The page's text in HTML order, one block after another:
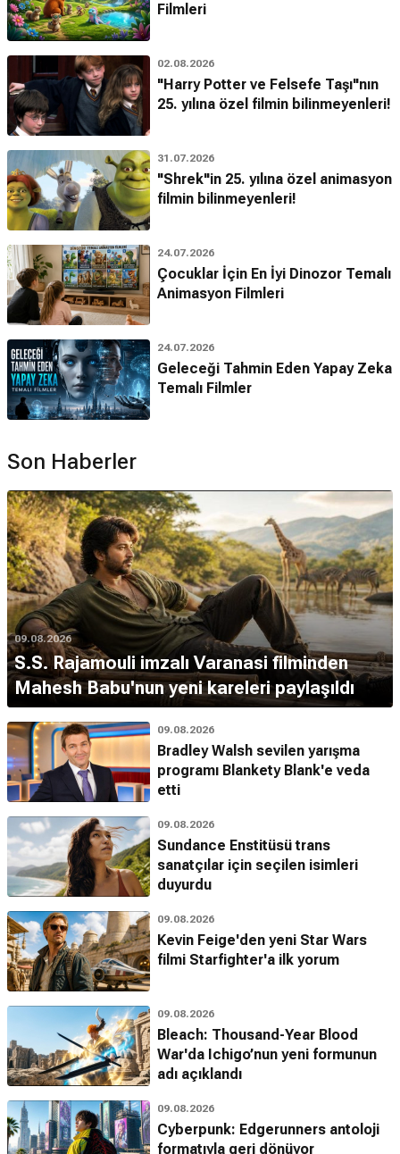
Filmleri
02.08.2026
"Harry Potter ve Felsefe Taşı"nın
25. yılına özel filmin bilinmeyenleri!
31.07.2026
"Shrek"in 25. yılına özel animasyon
filmin bilinmeyenleri!
24.07.2026
Çocuklar İçin En İyi Dinozor Temalı
Animasyon Filmleri
24.07.2026
Geleceği Tahmin Eden Yapay Zeka
Temalı Filmler
Son Haberler
09.08.2026
S.S. Rajamouli imzalı Varanasi filminden
Mahesh Babu'nun yeni kareleri paylaşıldı
09.08.2026
Bradley Walsh sevilen yarışma
programı Blankety Blank'e veda
etti
09.08.2026
Sundance Enstitüsü trans
sanatçılar için seçilen isimleri
duyurdu
09.08.2026
Kevin Feige'den yeni Star Wars
filmi Starfighter'a ilk yorum
09.08.2026
Bleach: Thousand-Year Blood
War'da Ichigo’nun yeni formunun
adı açıklandı
09.08.2026
Cyberpunk: Edgerunners antoloji
formatıyla geri dönüyor